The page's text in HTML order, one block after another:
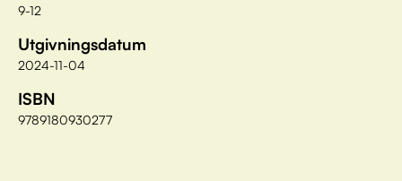
9-12
Utgivningsdatum
2024-11-04
ISBN
9789180930277